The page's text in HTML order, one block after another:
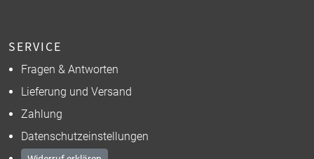
SERVICE
Fragen & Antworten
Lieferung und Versand
Zahlung
Datenschutzeinstellungen